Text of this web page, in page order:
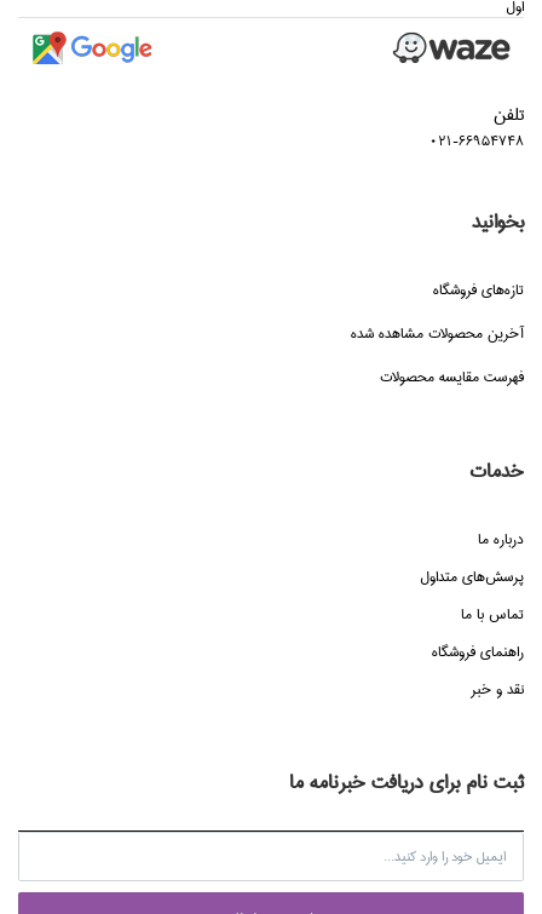
اول
تلفن
021-66954748
بخوانید
تازه‌هاي فروشگاه
آخرین محصولات مشاهده شده
فهرست مقایسه محصولات
خدمات
درباره ما
پرسش‌هاي متداول
تماس با ما
راهنماي فروشگاه
نقد و خبر
ثبت نام برای دریافت خبرنامه ما